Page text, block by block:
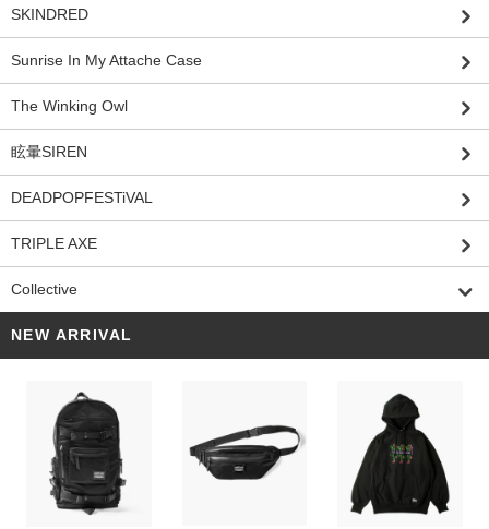
SKINDRED
Sunrise In My Attache Case
The Winking Owl
眩暈SIREN
DEADPOPFESTiVAL
TRIPLE AXE
Collective
NEW ARRIVAL